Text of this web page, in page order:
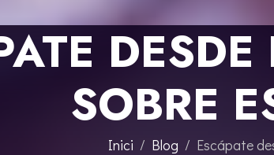
SOBRE
Inici Blog Escápate